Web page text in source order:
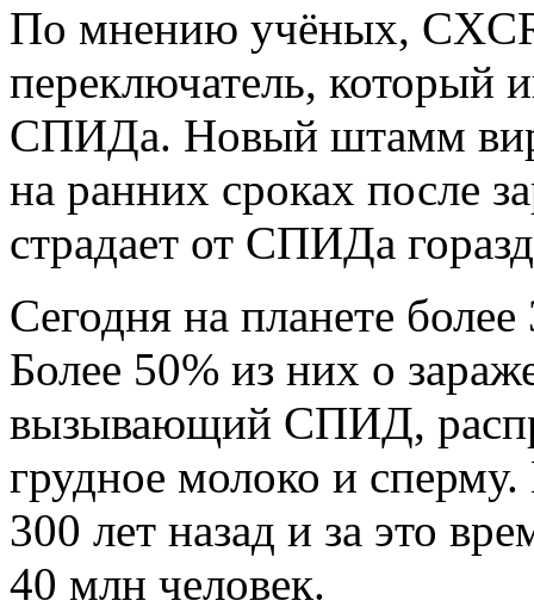
По мнению учёных,
переключатель, который
СПИДа. Новый штамм
на ранних сроках после
страдает от СПИДа
Сегодня на планете
Более 50% из них о
вызывающий СПИД,
грудное молоко и
300 лет назад и за это
40 млн человек.